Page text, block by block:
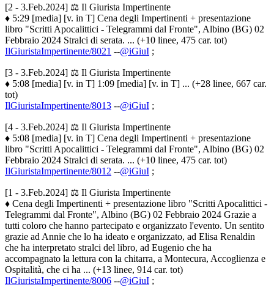
[2 - 3.Feb.2024] ⚖️ Il Giurista Impertinente
♦ 5:29 [media] [v. in T] Cena degli Impertinenti + presentazione
libro "Scritti Apocalittici - Telegrammi dal Fronte", Albino (BG) 02
Febbraio 2024 Stralci di serata. ... (+10 linee, 475 car. tot)
IlGiuristaImpertinente/8021 --@iGiuI ;
[3 - 3.Feb.2024] ⚖️ Il Giurista Impertinente
♦ 5:08 [media] [v. in T] 1:09 [media] [v. in T] ... (+28 linee, 667 car.
tot)
IlGiuristaImpertinente/8013 --@iGiuI ;
[4 - 3.Feb.2024] ⚖️ Il Giurista Impertinente
♦ 5:08 [media] [v. in T] Cena degli Impertinenti + presentazione
libro "Scritti Apocalittici - Telegrammi dal Fronte", Albino (BG) 02
Febbraio 2024 Stralci di serata. ... (+10 linee, 475 car. tot)
IlGiuristaImpertinente/8012 --@iGiuI ;
[1 - 3.Feb.2024] ⚖️ Il Giurista Impertinente
♦ Cena degli Impertinenti + presentazione libro "Scritti Apocalittici -
Telegrammi dal Fronte", Albino (BG) 02 Febbraio 2024 Grazie a
tutti coloro che hanno partecipato e organizzato l'evento. Un sentito
grazie ad Annie che lo ha ideato e organizzato, ad Elisa Renaldin
che ha interpretato stralci del libro, ad Eugenio che ha
accompagnato la lettura con la chitarra, a Montecura, Accoglienza e
Ospitalità, che ci ha ... (+13 linee, 914 car. tot)
IlGiuristaImpertinente/8006 --@iGiuI ;